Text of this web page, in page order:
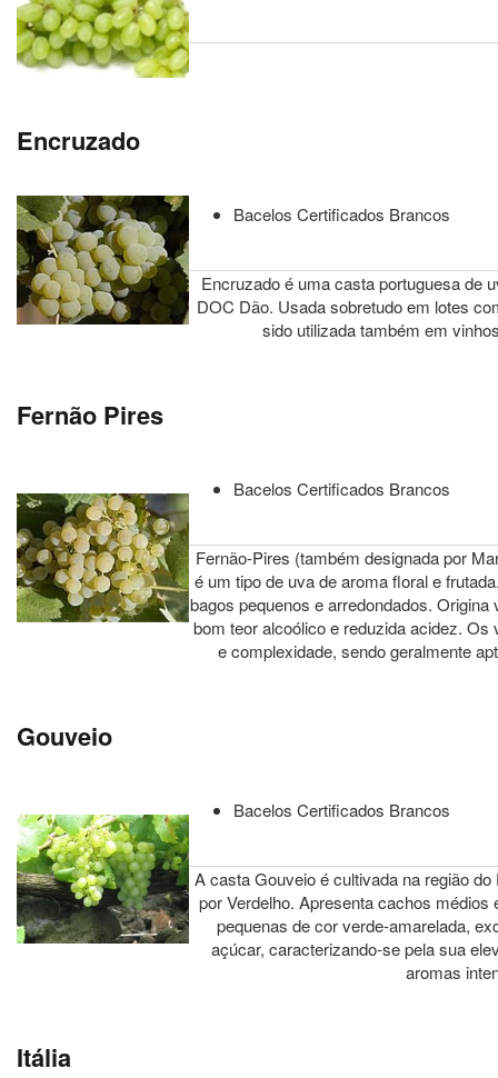
Encruzado
Bacelos Certificados Brancos
Encruzado é uma casta portuguesa de
DOC Dão. Usada sobretudo em lotes
sido utilizada também em
Fernão Pires
Bacelos Certificados Brancos
Fernão-Pires (também designada por
é um tipo de uva de aroma floral e
bagos pequenos e arredondados.
bom teor alcoólico e reduzida acidez.
e complexidade, sendo geralmente
Gouveio
Bacelos Certificados Brancos
A casta Gouveio é cultivada na região
por Verdelho. Apresenta cachos
pequenas de cor verde-amarelada,
açúcar, caracterizando-se pela sua
aromas
Itália